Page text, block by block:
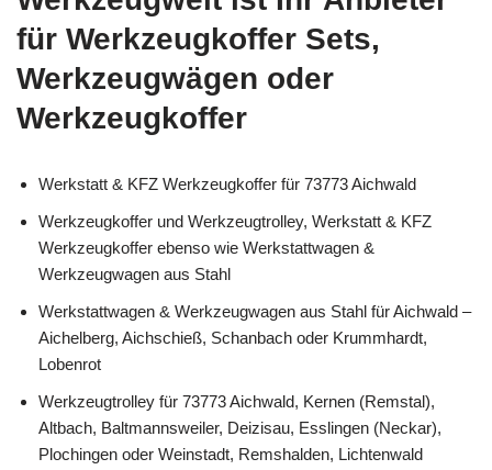
für Werkzeugkoffer Sets,
Werkzeugwägen oder
Werkzeugkoffer
Werkstatt & KFZ Werkzeugkoffer für 73773 Aichwald
Werkzeugkoffer und Werkzeugtrolley, Werkstatt & KFZ
Werkzeugkoffer ebenso wie Werkstattwagen &
Werkzeugwagen aus Stahl
Werkstattwagen & Werkzeugwagen aus Stahl für Aichwald –
Aichelberg, Aichschieß, Schanbach oder Krummhardt,
Lobenrot
Werkzeugtrolley für 73773 Aichwald, Kernen (Remstal),
Altbach, Baltmannsweiler, Deizisau, Esslingen (Neckar),
Plochingen oder Weinstadt, Remshalden, Lichtenwald